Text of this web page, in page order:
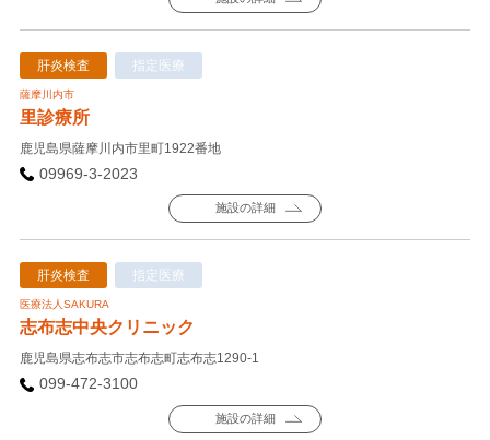
肝炎検査 指定医療
薩摩川内市
里診療所
鹿児島県薩摩川内市里町1922番地
09969-3-2023
施設の詳細
肝炎検査 指定医療
医療法人SAKURA
志布志中央クリニック
鹿児島県志布志市志布志町志布志1290-1
099-472-3100
施設の詳細